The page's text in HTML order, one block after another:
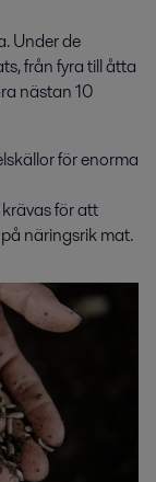
Under de
från fyra till åtta
nästan 10
för enorma
för att
näringsrik mat.